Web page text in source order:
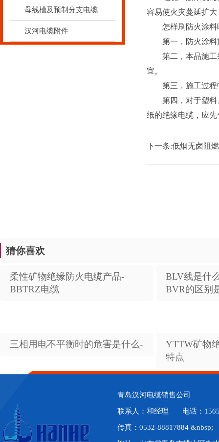
母线槽及预制分支电缆
汉河电缆附件
容易使火灾蔓延扩
怎样刷防火涂料
第一，防火涂料施
第二，本品施工采
宜。
第三，施工过程中
第四，对于塑料、
纸的绝缘电缆，应
下一条:低烟无卤阻
猜你喜欢
柔性矿物绝缘防火电缆产品-
BBTRZ电缆
BLV线是什
BVR的区别
三相用电不平衡时的危害是什么-
YTTW矿物
特点
青岛汉河电缆销售公司
联系人：和经理 电话：
传真：0532-88817884